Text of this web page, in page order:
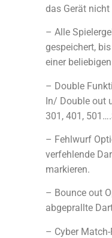
das Gerät
– Alle
gespeichert,
einer
– Double
In/ Double out
301, 401,
– Fehlwurf
verfehlende
markieren.
– Bounce out
abgeprallte
– Cyber